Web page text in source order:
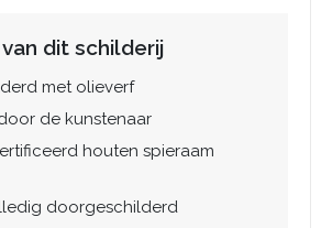
dit schilderij
met olieverf
de kunstenaar
houten spieraam
doorgeschilderd